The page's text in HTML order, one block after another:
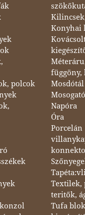
polcok
Konyhai
függöny,
Mosdótál
Napóra
Óra
Porcelán
Textilek,
teritők,
Tufa